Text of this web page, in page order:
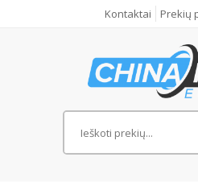
Kontaktai Prekių